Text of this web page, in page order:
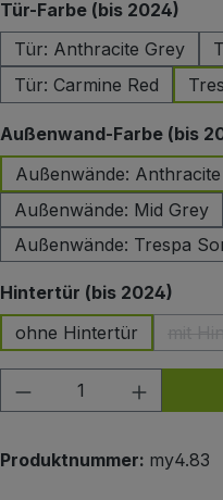
Tür-Farbe (bis 2024)
Tür: Anthracite Grey
Tür: Carmine Red
Außenwand-Farbe (bis
Außenwände:
Außenwände: Mid Grey
Außenwände: Trespa
Hintertür (bis 2024)
ohne Hintertür
Produkt Anzahl:
Produktnummer: my4.83